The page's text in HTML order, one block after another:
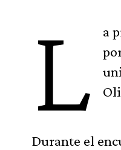
L
a
Durante el